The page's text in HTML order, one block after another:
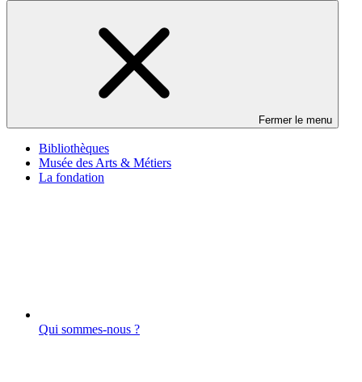
Fermer le menu
Bibliothèques
Musée des Arts & Métiers
La fondation
Qui sommes-nous ?